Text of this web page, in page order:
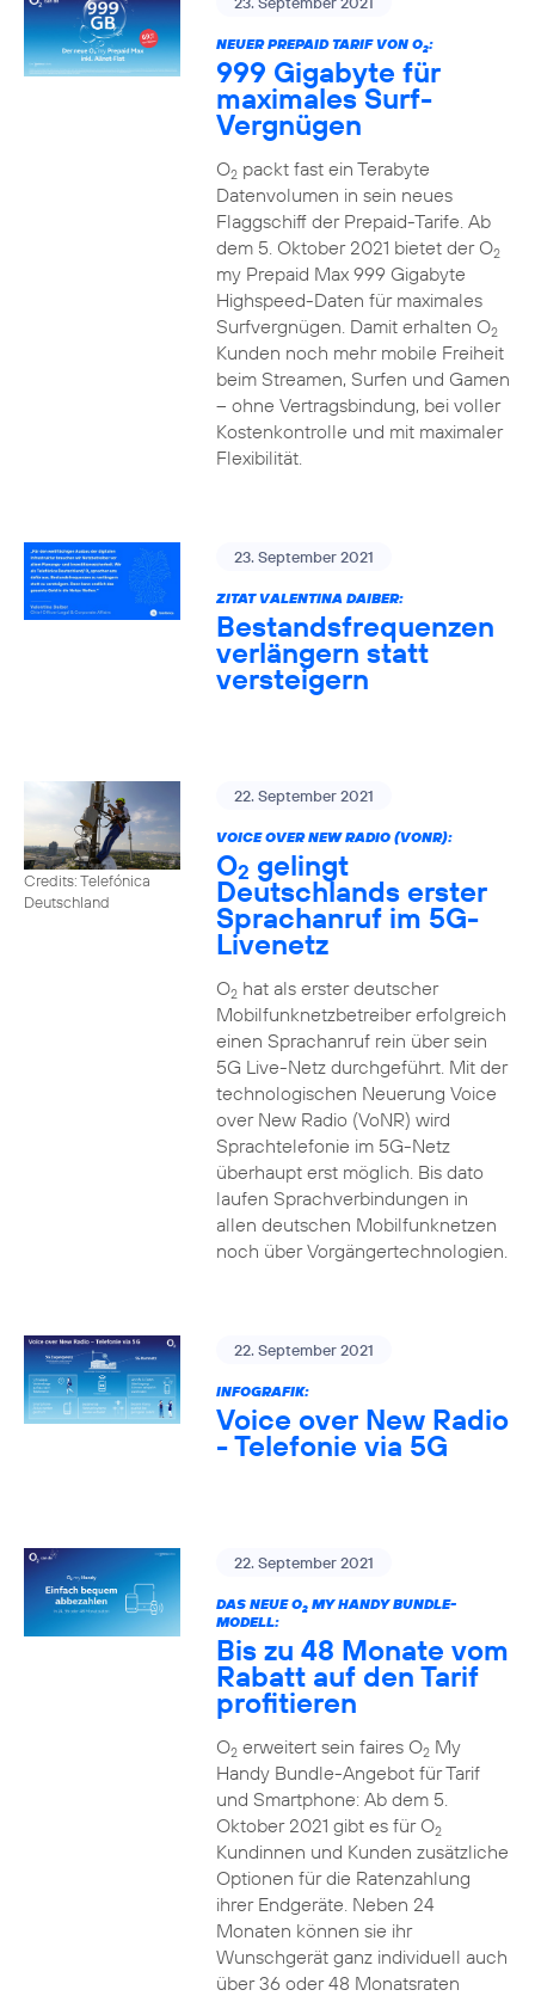
NEUER PREPAID TARIF VON O2:
999 Gigabyte für
maximales Surf-
Vergnügen
O2packt fast ein Terabyte
Datenvolumen in sein neues
Flaggschiff der Prepaid-Tarife. Ab
dem 5. Oktober 2021 bietet der O2
my Prepaid Max 999 Gigabyte
Highspeed-Daten für maximales
Surfvergnügen. Damit erhalten O2
Kunden noch mehr mobile Freiheit
beim Streamen, Surfen und Gamen
– ohne Vertragsbindung, bei voller
Kostenkontrolle und mit maximaler
Flexibilität.
23. September 2021
ZITAT VALENTINA DAIBER:
Bestandsfrequenzen
verlängern statt
versteigern
Credits: Telefónica
Deutschland
22. September 2021
VOICE OVER NEW RADIO (VONR):
O2 gelingt
Deutschlands erster
Sprachanruf im 5G-
Livenetz
O2hat als erster deutscher
Mobilfunknetzbetreiber erfolgreich
einen Sprachanruf rein über sein
5G Live-Netz durchgeführt. Mit der
technologischen Neuerung Voice
over New Radio (VoNR) wird
Sprachtelefonie im 5G-Netz
überhaupt erst möglich. Bis dato
laufen Sprachverbindungen in
allen deutschen Mobilfunknetzen
noch über Vorgängertechnologien.
22. September 2021
INFOGRAFIK:
Voice over New Radio
- Telefonie via 5G
22. September 2021
DAS NEUE O2MY HANDY BUNDLE-
MODELL:
Bis zu 48 Monate vom
Rabatt auf den Tarif
profitieren
O2erweitert sein faires O2My
Handy Bundle-Angebot für Tarif
und Smartphone: Ab dem 5.
Oktober 2021 gibt es für O2
Kundinnen und Kunden zusätzliche
Optionen für die Ratenzahlung
ihrer Endgeräte. Neben 24
Monaten können sie ihr
Wunschgerät ganz individuell auch
über 36 oder 48 Monatsraten